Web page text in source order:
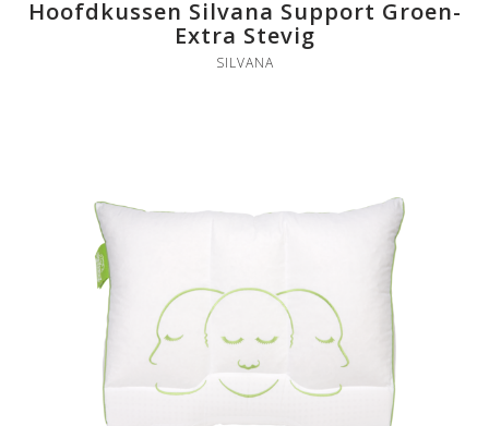
Hoofdkussen Silvana Support Groen-
Extra Stevig
SILVANA